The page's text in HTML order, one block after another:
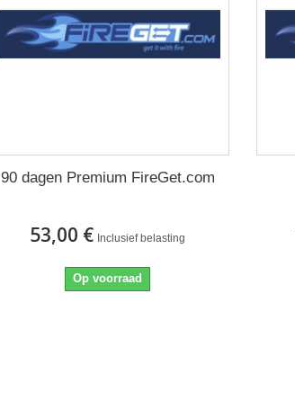
90 dagen Premium FireGet.com
53,00 € Inclusief belasting
Op voorraad